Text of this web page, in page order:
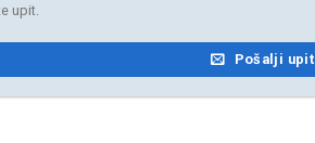
upit.
Pošalji upit